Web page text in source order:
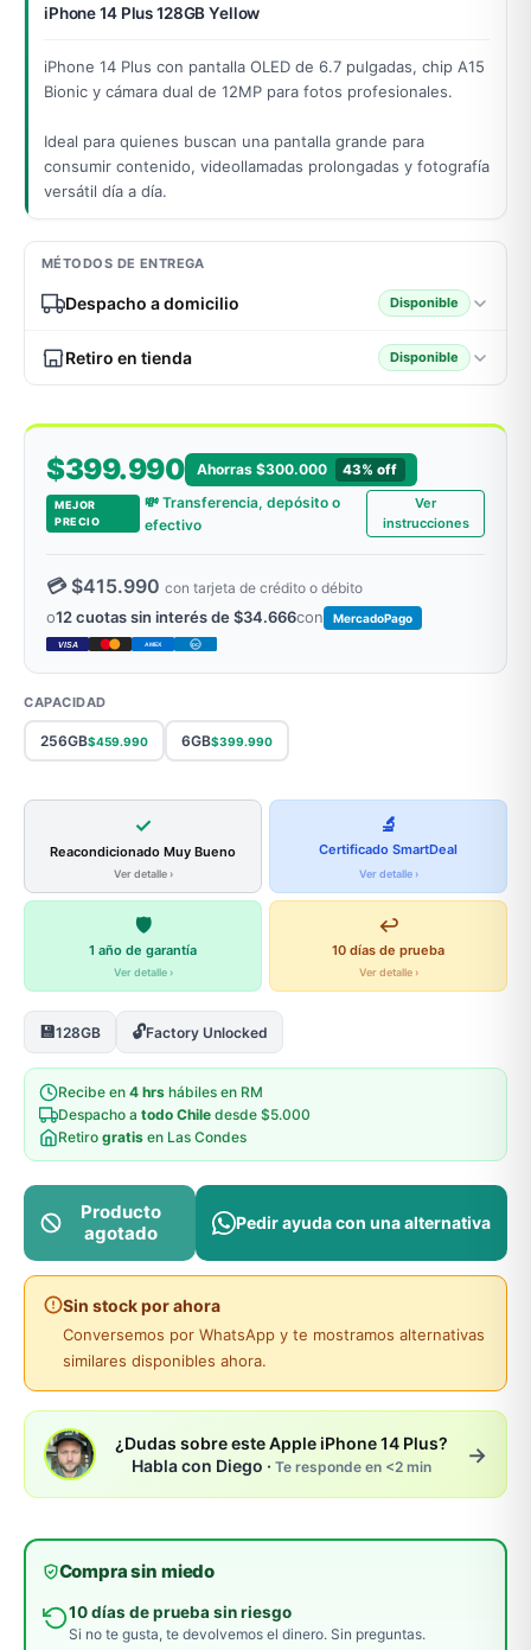
→
iPhone 14 Plus 128GB Yellow
iPhone 14 Plus con pantalla OLED de 6.7 pulgadas, chip A15
Bionic y cámara dual de 12MP para fotos profesionales.
Ideal para quienes buscan una pantalla grande para
consumir contenido, videollamadas prolongadas y fotografía
versátil día a día.
MÉTODOS DE ENTREGA
Despacho a domicilio Disponible
Retiro en tienda Disponible
$399.990 Ahorras $300.000 43% off
MEJOR
PRECIO
💸 Transferencia, depósito o
efectivo
Ver
instrucciones
💳 $415.990 con tarjeta de crédito o débito
o12 cuotas sin interés de $34.666con MercadoPago
VISA AMEX DC
CAPACIDAD
256GB$459.990 6GB$399.990
✓
Reacondicionado Muy Bueno
Ver detalle ›
🔬
Certificado SmartDeal
Ver detalle ›
🛡️
1 año de garantía
Ver detalle ›
↩️
10 días de prueba
Ver detalle ›
💾128GB 🔓Factory Unlocked
Recibe en 4 hrs hábiles en RM
Despacho a todo Chile desde $5.000
Retiro gratis en Las Condes
Producto
agotado
Pedir ayuda con una alternativa
Sin stock por ahora
Conversemos por WhatsApp y te mostramos alternativas
similares disponibles ahora.
¿Dudas sobre este Apple iPhone 14 Plus?
Habla con Diego · Te responde en <2 min →
Compra sin miedo
10 días de prueba sin riesgo
Si no te gusta, te devolvemos el dinero. Sin preguntas.